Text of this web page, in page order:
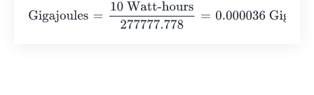
Gigajoules
10 Watt-hours277777.778 = 0.000036